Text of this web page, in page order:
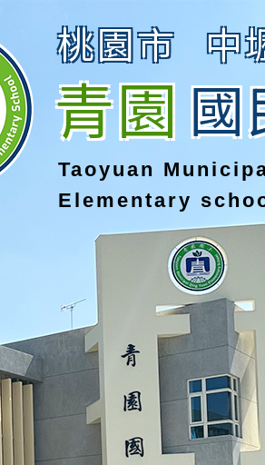
桃園市 中
青園國
Taoyuan
Elementary